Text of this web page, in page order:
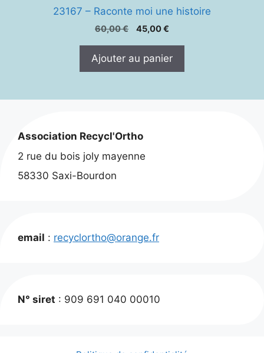
23167 – Raconte moi une histoire
60,00€
Le
était :
45,00€
Ajouter au panier
Association Recycl'Ortho
2 rue du bois joly mayenne
58330 Saxi-Bourdon
email : recyclortho@orange.fr
N° siret : 909 691 040 00010